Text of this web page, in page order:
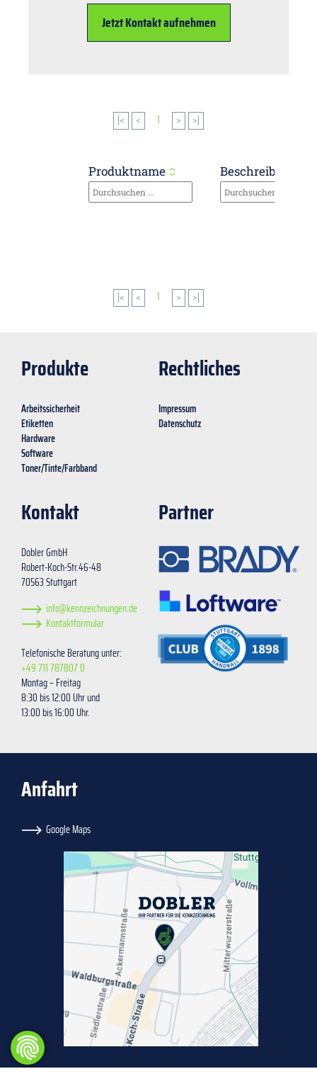
Jetzt Kontakt aufnehmen
|< < 1 > >|
Produktname Beschreibung
|< < 1 > >|
Produkte
Arbeitssicherheit
Etiketten
Hardware
Software
Toner/Tinte/Farbband
Rechtliches
Impressum
Datenschutz
Kontakt
Dobler GmbH
Robert-Koch-Str.46-48
70563 Stuttgart
info@kennzeichnungen.de
Kontaktformular
Telefonische Beratung unter:
+49 711 787807 0
Montag – Freitag
8:30 bis 12:00 Uhr und
13:00 bis 16:00 Uhr.
Partner
Anfahrt
Google Maps